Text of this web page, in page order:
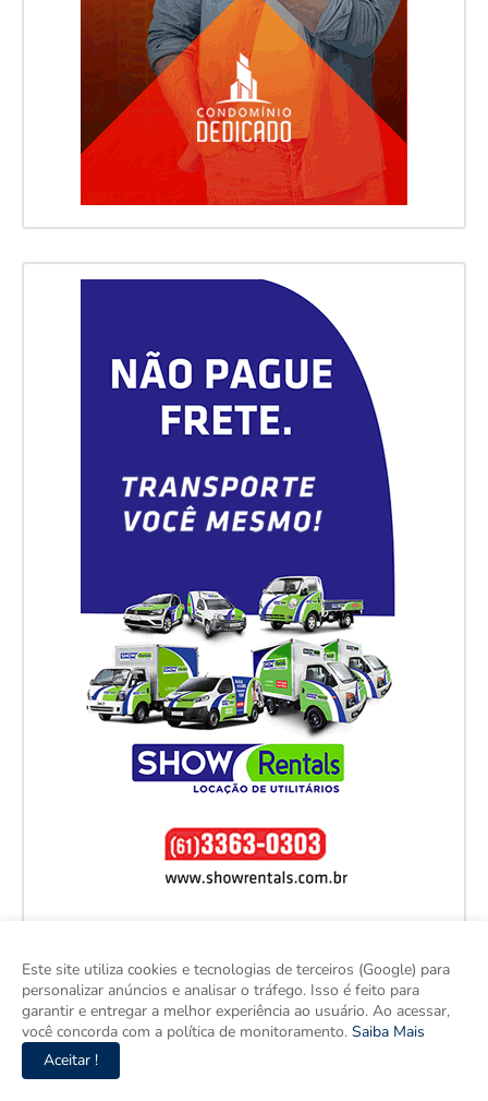
Este site utiliza cookies e tecnologias de terceiros (Google) para
personalizar anúncios e analisar o tráfego. Isso é feito para
garantir e entregar a melhor experiência ao usuário. Ao acessar,
você concorda com a política de monitoramento. Saiba Mais
Aceitar !